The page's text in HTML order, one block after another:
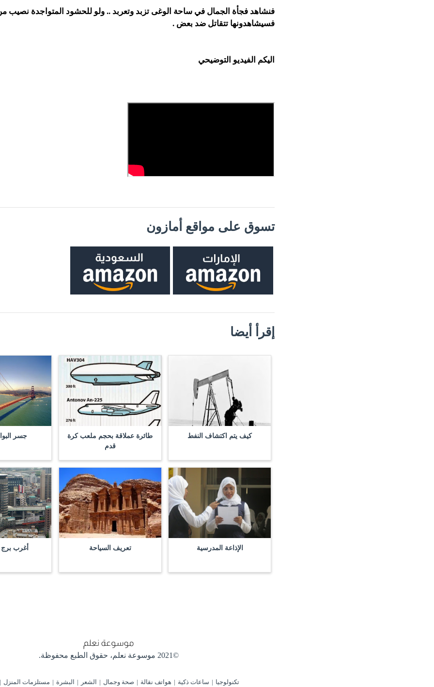
فنشاهد فجأة الجمال في ساحة الوغى تزبد وتعربد .. ولو للحشود المتواجدة نصيب
فسيشاهدونها تتقاتل ضد بعض .
اليكم الفيديو التوضيحي
تسوق على مواقع أمازون
إقرأ أيضا
كيف يتم اكتشاف النفط
طائرة عملاقة بحجم ملعب كرة
قدم
جسر
الإذاعة المدرسية تعريف السياحة أغرب برج
©2021 موسوعة نعلم، حقوق الطبع محفوظة.
تكنولوجيا ساعات ذكية هواتف نقالة صحة وجمال الشعر البشرة مستلزمات المنزل